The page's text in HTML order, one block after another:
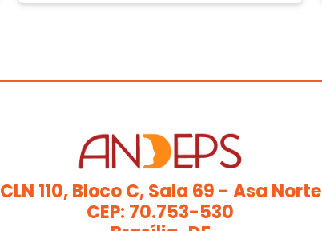
CLN 110, Bloco C, Sala 69 - Asa Norte
CEP: 70.753-530